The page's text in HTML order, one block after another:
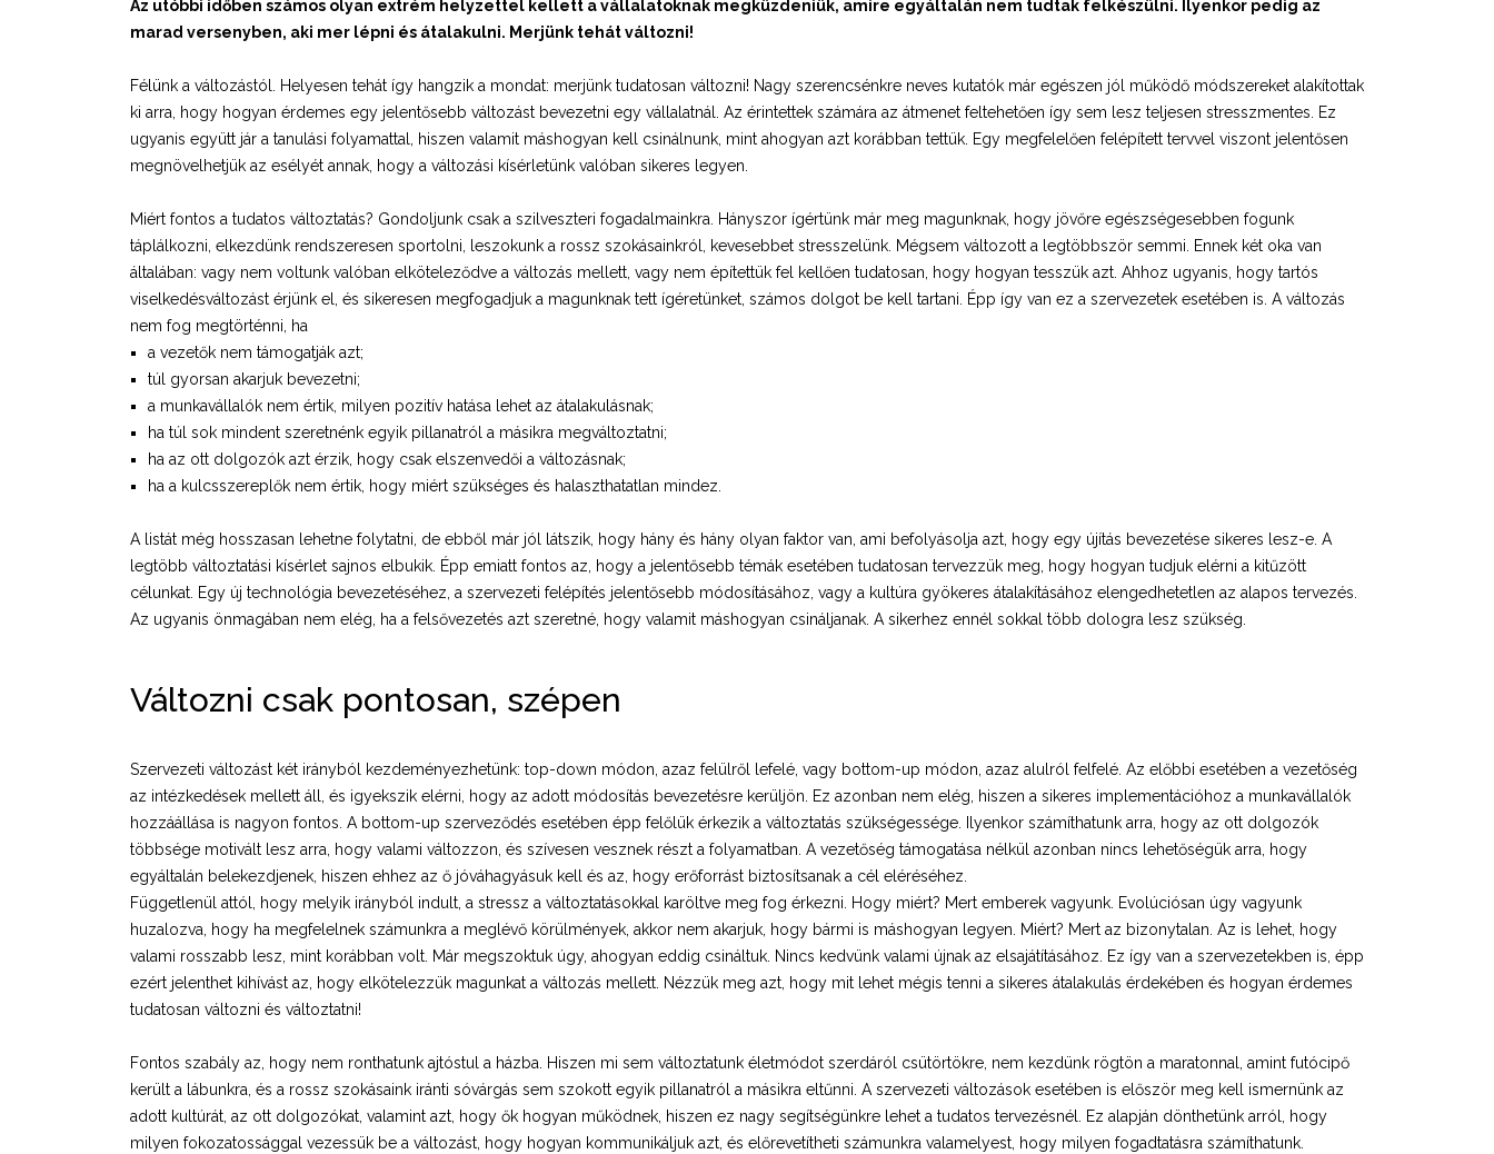
Az utóbbi időben számos olyan extrém helyzettel kellett a vállalatoknak megküzdeniük, amire egyáltalán nem tudtak felkészülni. Ilyenkor pedig az
marad versenyben, aki mer lépni és átalakulni. Merjünk tehát változni!
Félünk a változástól. Helyesen tehát így hangzik a mondat: merjünk tudatosan változni! Nagy szerencsénkre neves kutatók már egészen jól működő módszereket alakítottak
ki arra, hogy hogyan érdemes egy jelentősebb változást bevezetni egy vállalatnál. Az érintettek számára az átmenet feltehetően így sem lesz teljesen stresszmentes. Ez
ugyanis együtt jár a tanulási folyamattal, hiszen valamit máshogyan kell csinálnunk, mint ahogyan azt korábban tettük. Egy megfelelően felépített tervvel viszont jelentősen
megnövelhetjük az esélyét annak, hogy a változási kísérletünk valóban sikeres legyen.
Miért fontos a tudatos változtatás? Gondoljunk csak a szilveszteri fogadalmainkra. Hányszor ígértünk már meg magunknak, hogy jövőre egészségesebben fogunk
táplálkozni, elkezdünk rendszeresen sportolni, leszokunk a rossz szokásainkról, kevesebbet stresszelünk. Mégsem változott a legtöbbször semmi. Ennek két oka van
általában: vagy nem voltunk valóban elköteleződve a változás mellett, vagy nem építettük fel kellően tudatosan, hogy hogyan tesszük azt. Ahhoz ugyanis, hogy tartós
viselkedésváltozást érjünk el, és sikeresen megfogadjuk a magunknak tett ígéretünket, számos dolgot be kell tartani. Épp így van ez a szervezetek esetében is. A változás
nem fog megtörténni, ha
a vezetők nem támogatják azt;
túl gyorsan akarjuk bevezetni;
a munkavállalók nem értik, milyen pozitív hatása lehet az átalakulásnak;
ha túl sok mindent szeretnénk egyik pillanatról a másikra megváltoztatni;
ha az ott dolgozók azt érzik, hogy csak elszenvedői a változásnak;
ha a kulcsszereplők nem értik, hogy miért szükséges és halaszthatatlan mindez.
A listát még hosszasan lehetne folytatni, de ebből már jól látszik, hogy hány és hány olyan faktor van, ami befolyásolja azt, hogy egy újítás bevezetése sikeres lesz-e. A
legtöbb változtatási kísérlet sajnos elbukik. Épp emiatt fontos az, hogy a jelentősebb témák esetében tudatosan tervezzük meg, hogy hogyan tudjuk elérni a kitűzött
célunkat. Egy új technológia bevezetéséhez, a szervezeti felépítés jelentősebb módosításához, vagy a kultúra gyökeres átalakításához elengedhetetlen az alapos tervezés.
Az ugyanis önmagában nem elég, ha a felsővezetés azt szeretné, hogy valamit máshogyan csináljanak. A sikerhez ennél sokkal több dologra lesz szükség.
Változni csak pontosan, szépen
Szervezeti változást két irányból kezdeményezhetünk: top-down módon, azaz felülről lefelé, vagy bottom-up módon, azaz alulról felfelé. Az előbbi esetében a vezetőség
az intézkedések mellett áll, és igyekszik elérni, hogy az adott módosítás bevezetésre kerüljön. Ez azonban nem elég, hiszen a sikeres implementációhoz a munkavállalók
hozzáállása is nagyon fontos. A bottom-up szerveződés esetében épp felőlük érkezik a változtatás szükségessége. Ilyenkor számíthatunk arra, hogy az ott dolgozók
többsége motivált lesz arra, hogy valami változzon, és szívesen vesznek részt a folyamatban. A vezetőség támogatása nélkül azonban nincs lehetőségük arra, hogy
egyáltalán belekezdjenek, hiszen ehhez az ő jóváhagyásuk kell és az, hogy erőforrást biztosítsanak a cél eléréséhez.
Függetlenül attól, hogy melyik irányból indult, a stressz a változtatásokkal karöltve meg fog érkezni. Hogy miért? Mert emberek vagyunk. Evolúciósan úgy vagyunk
huzalozva, hogy ha megfelelnek számunkra a meglévő körülmények, akkor nem akarjuk, hogy bármi is máshogyan legyen. Miért? Mert az bizonytalan. Az is lehet, hogy
valami rosszabb lesz, mint korábban volt. Már megszoktuk úgy, ahogyan eddig csináltuk. Nincs kedvünk valami újnak az elsajátításához. Ez így van a szervezetekben is, épp
ezért jelenthet kihívást az, hogy elkötelezzük magunkat a változás mellett. Nézzük meg azt, hogy mit lehet mégis tenni a sikeres átalakulás érdekében és hogyan érdemes
tudatosan változni és változtatni!
Fontos szabály az, hogy nem ronthatunk ajtóstul a házba. Hiszen mi sem változtatunk életmódot szerdáról csütörtökre, nem kezdünk rögtön a maratonnal, amint futócipő
került a lábunkra, és a rossz szokásaink iránti sóvárgás sem szokott egyik pillanatról a másikra eltűnni. A szervezeti változások esetében is először meg kell ismernünk az
adott kultúrát, az ott dolgozókat, valamint azt, hogy ők hogyan működnek, hiszen ez nagy segítségünkre lehet a tudatos tervezésnél. Ez alapján dönthetünk arról, hogy
milyen fokozatossággal vezessük be a változást, hogy hogyan kommunikáljuk azt, és előrevetítheti számunkra valamelyest, hogy milyen fogadtatásra számíthatunk.